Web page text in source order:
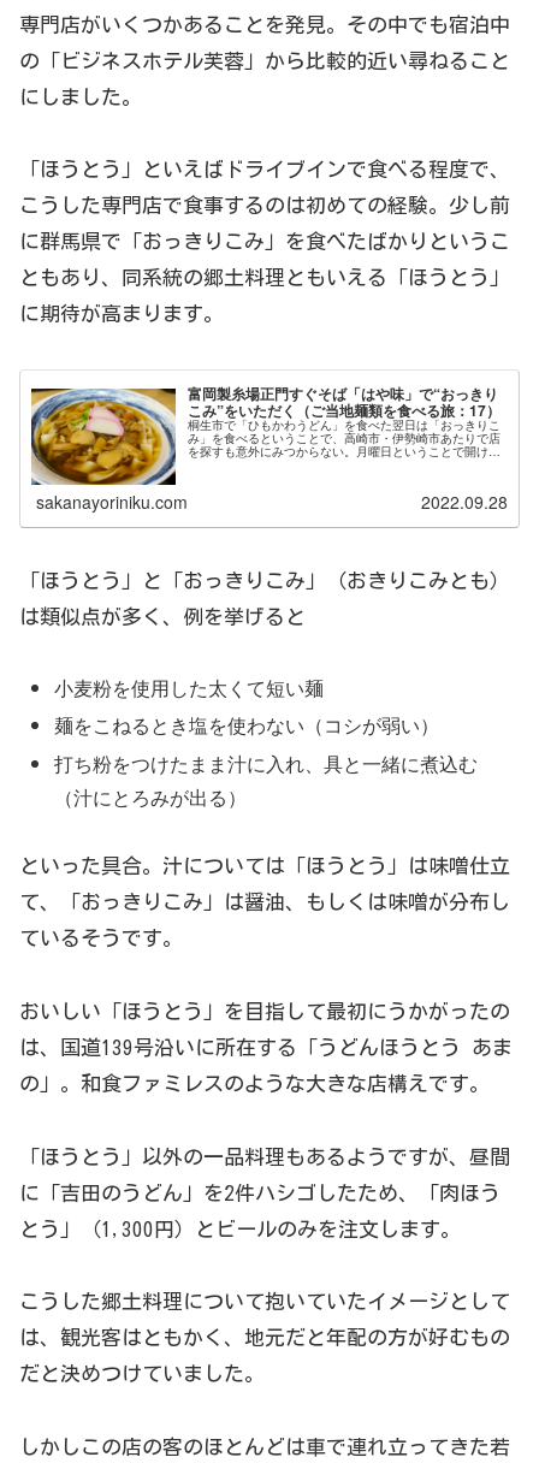
専門店がいくつかあることを発見。その中でも宿泊中
の「ビジネスホテル芙蓉」から比較的近い尋ねること
にしました。
「ほうとう」といえばドライブインで食べる程度で、
こうした専門店で食事するのは初めての経験。少し前
に群馬県で「おっきりこみ」を食べたばかりというこ
ともあり、同系統の郷土料理ともいえる「ほうとう」
に期待が高まります。
富岡製糸場正門すぐそば「はや味」で“おっきり
こみ”をいただく（ご当地麺類を食べる旅：17）
桐生市で「ひもかわうどん」を食べた翌日は「おっきりこ
み」を食べるということで、高崎市・伊勢崎市あたりで店
を探すも意外にみつからない。月曜日ということで開けて
sakanayoriniku.com 2022.09.28
「ほうとう」と「おっきりこみ」（おきりこみとも）
は類似点が多く、例を挙げると
小麦粉を使用した太くて短い麺
麺をこねるとき塩を使わない（コシが弱い）
打ち粉をつけたまま汁に入れ、具と一緒に煮込む
（汁にとろみが出る）
といった具合。汁については「ほうとう」は味噌仕立
て、「おっきりこみ」は醤油、もしくは味噌が分布し
ているそうです。
おいしい「ほうとう」を目指して最初にうかがったの
は、国道139号沿いに所在する「うどんほうとう あま
の」。和食ファミレスのような大きな店構えです。
「ほうとう」以外の一品料理もあるようですが、昼間
に「吉田のうどん」を2件ハシゴしたため、「肉ほう
とう」（1,300円）とビールのみを注文します。
こうした郷土料理について抱いていたイメージとして
は、観光客はともかく、地元だと年配の方が好むもの
だと決めつけていました。
しかしこの店の客のほとんどは車で連れ立ってきた若